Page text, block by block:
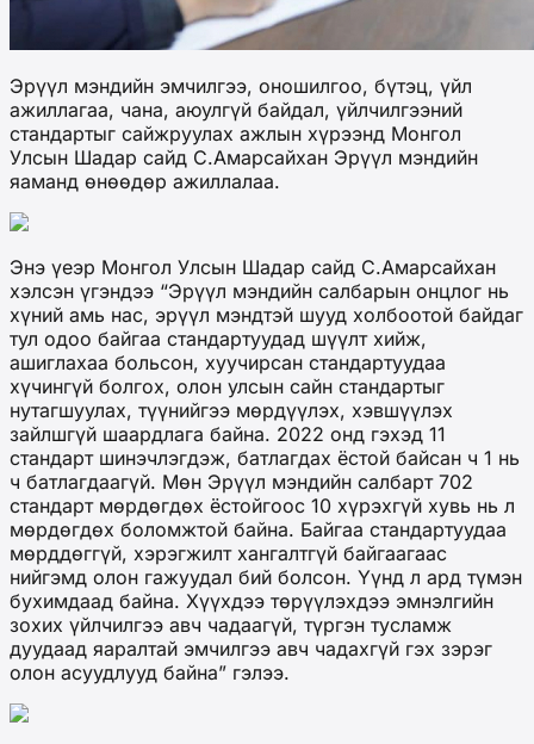
Эрүүл мэндийн эмчилгээ, оношилгоо, бүтэц, үйл
ажиллагаа, чана, аюулгүй байдал, үйлчилгээний
стандартыг сайжруулах ажлын хүрээнд Монгол
Улсын Шадар сайд С.Амарсайхан Эрүүл мэндийн
яаманд өнөөдөр ажиллалаа.
Энэ үеэр Монгол Улсын Шадар сайд С.Амарсайхан
хэлсэн үгэндээ “Эрүүл мэндийн салбарын онцлог нь
хүний амь нас, эрүүл мэндтэй шууд холбоотой байдаг
тул одоо байгаа стандартуудад шүүлт хийж,
ашиглахаа больсон, хуучирсан стандартуудаа
хүчингүй болгох, олон улсын сайн стандартыг
нутагшуулах, түүнийгээ мөрдүүлэх, хэвшүүлэх
зайлшгүй шаардлага байна. 2022 онд гэхэд 11
стандарт шинэчлэгдэж, батлагдах ёстой байсан ч 1 нь
ч батлагдаагүй. Мөн Эрүүл мэндийн салбарт 702
стандарт мөрдөгдөх ёстойгоос 10 хүрэхгүй хувь нь л
мөрдөгдөх боломжтой байна. Байгаа стандартуудаа
мөрддөггүй, хэрэгжилт хангалтгүй байгаагаас
нийгэмд олон гажуудал бий болсон. Үүнд л ард түмэн
бухимдаад байна. Хүүхдээ төрүүлэхдээ эмнэлгийн
зохих үйлчилгээ авч чадаагүй, түргэн тусламж
дуудаад яаралтай эмчилгээ авч чадахгүй гэх зэрэг
олон асуудлууд байна” гэлээ.